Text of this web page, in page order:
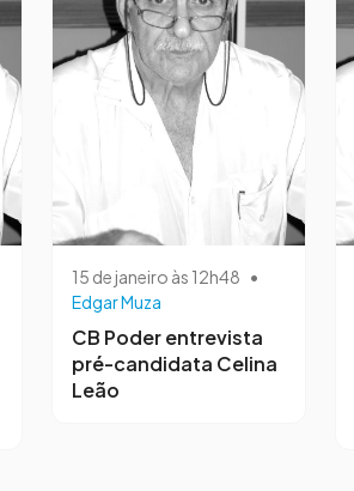
15 de janeiro às 12h48 •
Edgar Muza
CB Poder entrevista
pré-candidata Celina
Leão